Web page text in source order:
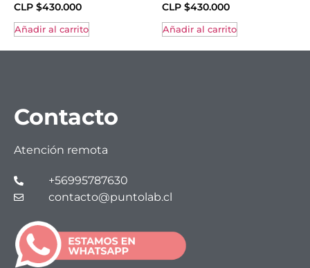
CLP $430.000
Añadir al carrito
CLP $430.000
Añadir al carrito
Contacto
Atención remota
+56995787630
contacto@puntolab.cl